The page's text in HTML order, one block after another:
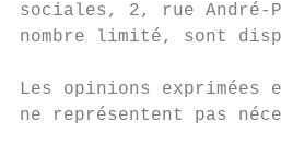
sociales, 2, rue André-
nombre limité, sont
Les opinions exprimées
ne représentent pas